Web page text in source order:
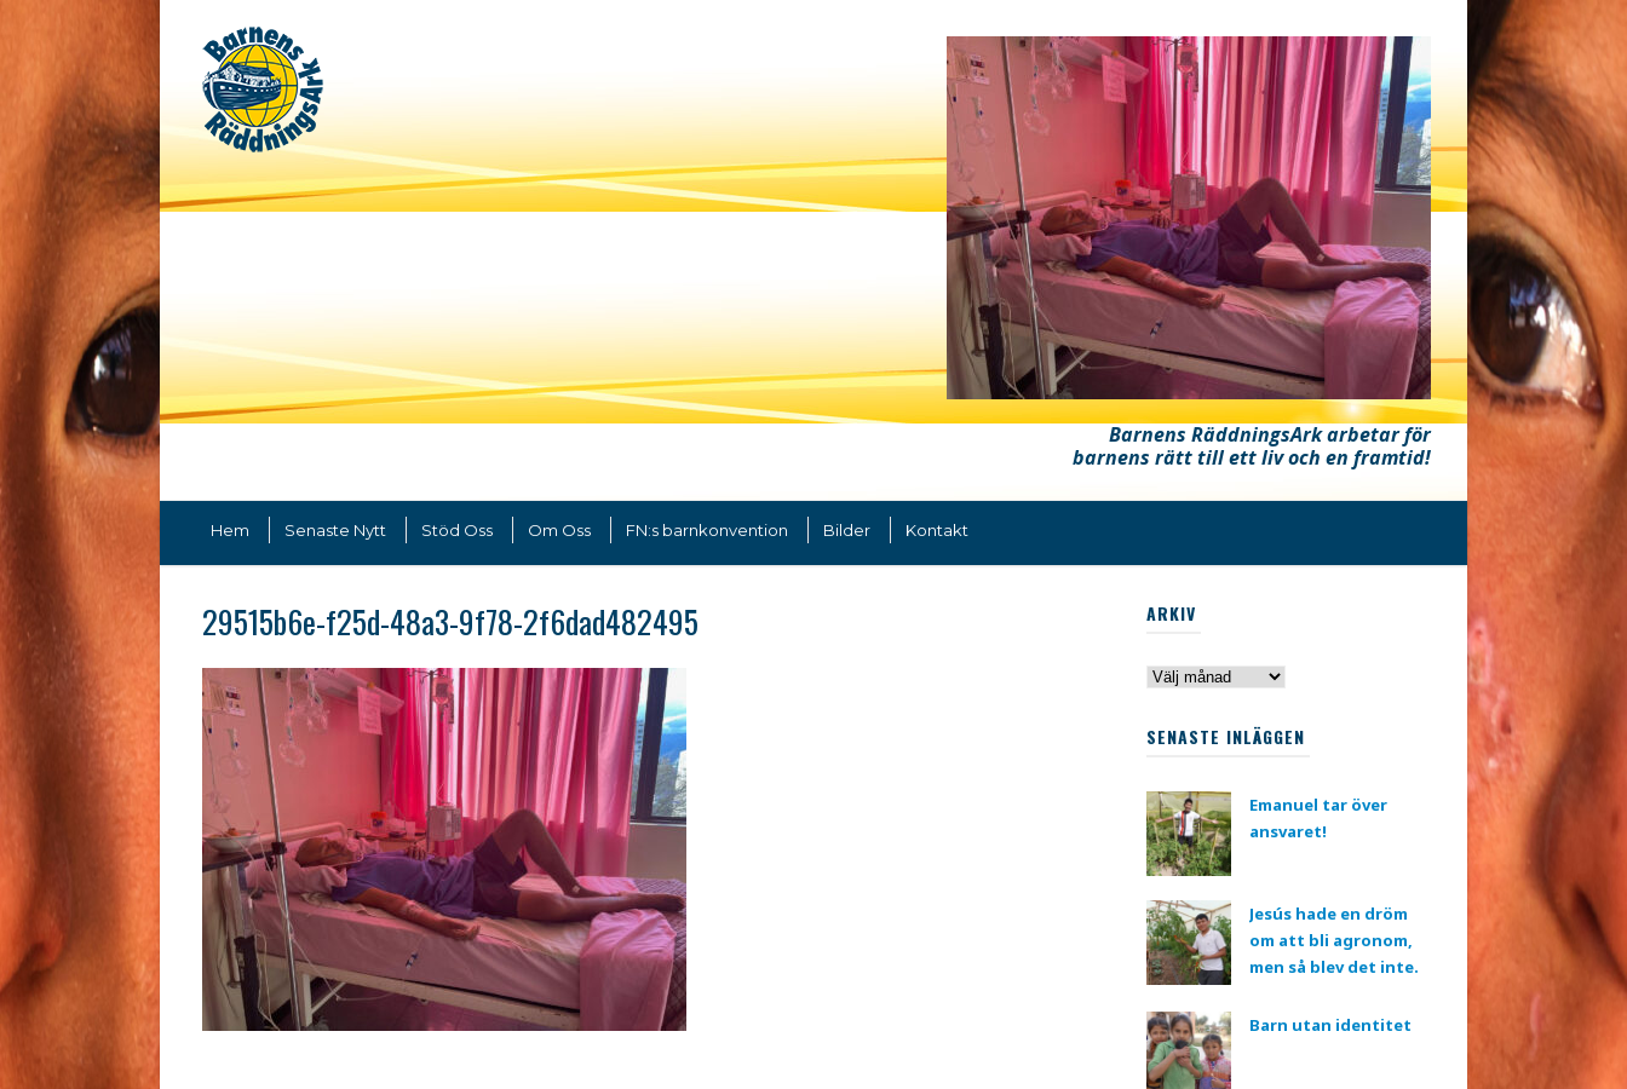
Barnens RäddningsArk arbetar för
barnens rätt till ett liv och en framtid!
Hem Senaste Nytt Stöd Oss Om Oss FN:s barnkonvention Bilder Kontakt
29515b6e-f25d-48a3-9f78-2f6dad482495 ARKIV
Arkiv
SENASTE INLÄGGEN
Emanuel tar över
ansvaret!
Jesús hade en dröm
om att bli agronom,
men så blev det inte.
Barn utan identitet